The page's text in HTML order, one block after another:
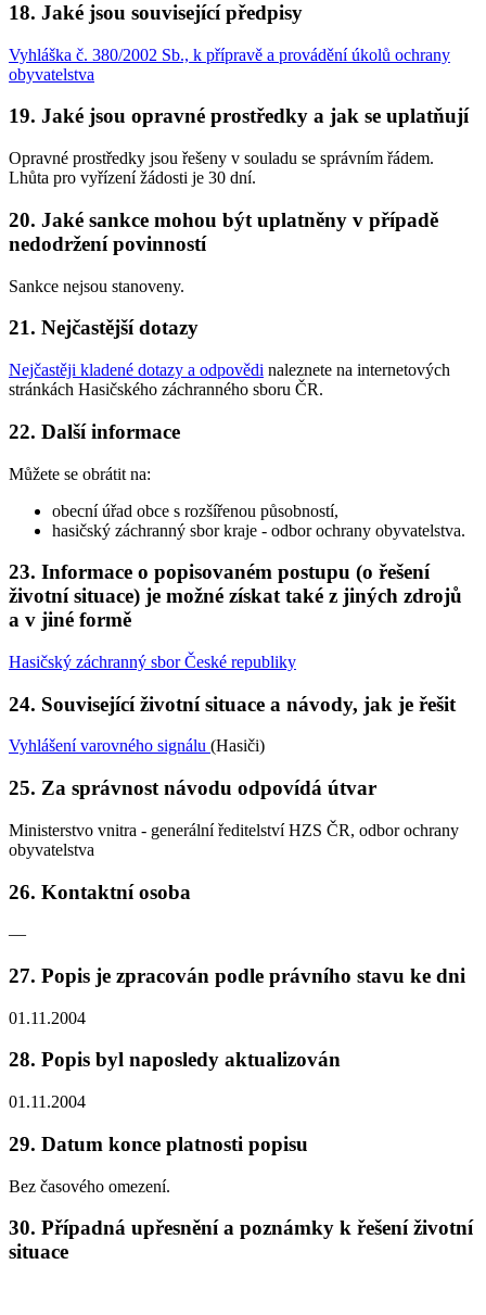
18. Jaké jsou související předpisy
Vyhláška č. 380/2002 Sb., k přípravě a provádění úkolů ochrany
obyvatelstva
19. Jaké jsou opravné prostředky a jak se uplatňují
Opravné prostředky jsou řešeny v souladu se správním řádem.
Lhůta pro vyřízení žádosti je 30 dní.
20. Jaké sankce mohou být uplatněny v případě
nedodržení povinností
Sankce nejsou stanoveny.
21. Nejčastější dotazy
Nejčastěji kladené dotazy a odpovědi naleznete na internetových
stránkách Hasičského záchranného sboru ČR.
22. Další informace
Můžete se obrátit na:
obecní úřad obce s rozšířenou působností,
hasičský záchranný sbor kraje - odbor ochrany obyvatelstva.
23. Informace o popisovaném postupu (o řešení
životní situace) je možné získat také z jiných zdrojů
a v jiné formě
Hasičský záchranný sbor České republiky
24. Související životní situace a návody, jak je řešit
Vyhlášení varovného signálu (Hasiči)
25. Za správnost návodu odpovídá útvar
Ministerstvo vnitra - generální ředitelství HZS ČR, odbor ochrany
obyvatelstva
26. Kontaktní osoba
—
27. Popis je zpracován podle právního stavu ke dni
01.11.2004
28. Popis byl naposledy aktualizován
01.11.2004
29. Datum konce platnosti popisu
Bez časového omezení.
30. Případná upřesnění a poznámky k řešení životní
situace